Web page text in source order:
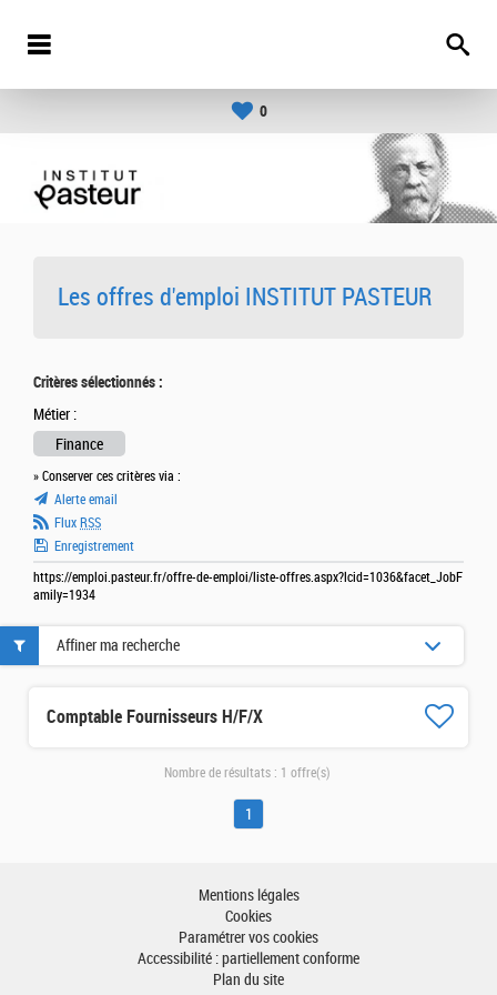
0
Les offres d'emploi INSTITUT PASTEUR
Critères sélectionnés :
Métier :
Finance
» Conserver ces critères via :
Alerte email
Flux RSS
Enregistrement
https://emploi.pasteur.fr/offre-de-emploi/liste-offres.aspx?lcid=1036&facet_JobF
amily=1934
Comptable Fournisseurs H/F/X
Affiner ma recherche
Nombre de résultats : 1 offre(s)
1
Mentions légales
Cookies
Paramétrer vos cookies
Accessibilité : partiellement conforme
Plan du site